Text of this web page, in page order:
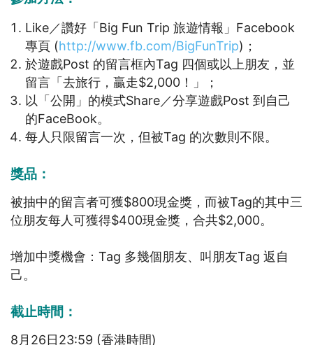
Like／讚好「Big Fun Trip 旅遊情報」Facebook
專頁 (http://www.fb.com/BigFunTrip)；
於遊戲Post 的留言框內Tag 四個或以上朋友，並
留言「去旅行，贏走$2,000！」；
以「公開」的模式Share／分享遊戲Post 到自己
的FaceBook。
每人只限留言一次，但被Tag 的次數則不限。
獎品 ：
被抽中的留言者可獲$800現金獎，而被Tag的其中三
位朋友每人可獲得$400現金獎，合共$2,000。
增加中獎機會：Tag 多幾個朋友、叫朋友Tag 返自
己。
截止時間 ：
8月26日23:59 (香港時間)